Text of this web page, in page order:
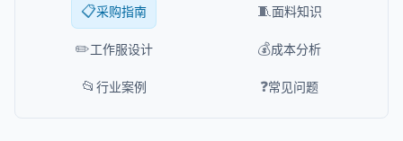
📋采购指南 🧵面料知识
✏️工作服设计 💰成本分析
📂 行业案例 ❓常见问题